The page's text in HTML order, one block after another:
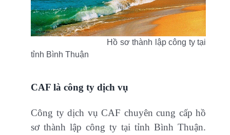
Hồ sơ thành lập công ty tại
tỉnh Bình Thuận
CAF là công ty dịch vụ
Công ty dịch vụ CAF chuyên cung cấp hồ
sơ thành lập công ty tại tỉnh Bình Thuận.